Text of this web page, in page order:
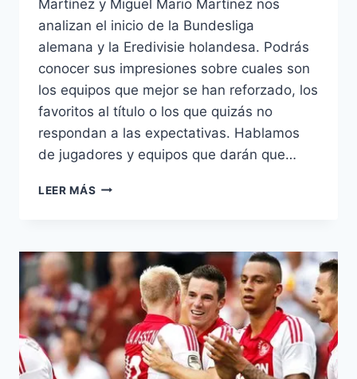
Martínez y Miguel Mario Martínez nos
analizan el inicio de la Bundesliga
alemana y la Eredivisie holandesa. Podrás
conocer sus impresiones sobre cuales son
los equipos que mejor se han reforzado, los
favoritos al título o los que quizás no
respondan a las expectativas. Hablamos
de jugadores y equipos que darán que…
LEER MÁS PODCAST
INTERNACIONAL:
REPASAMOS
LOS
INICIOS
DE
LA
BUNDESLIGA
Y